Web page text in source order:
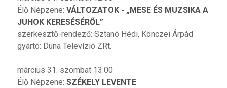
Élő Népzene: VÁLTOZATOK - „MESE ÉS MUZSIKA A
JUHOK KERESÉSÉRŐL”
szerkesztő-rendező: Sztanó Hédi, Könczei Árpád
gyártó: Duna Televízió ZRt.
március 31. szombat 13.00
Élő Népzene: SZÉKELY LEVENTE